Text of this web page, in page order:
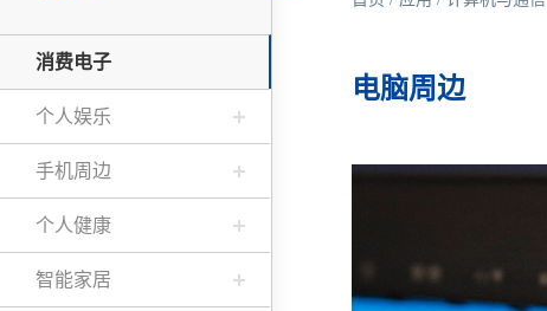
消费电子
个人娱乐
手机周边
个人健康
智能家居
电脑周边